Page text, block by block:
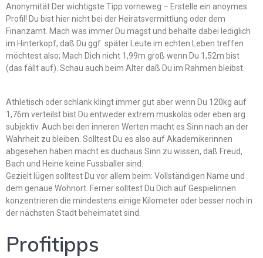
Anonymität Der wichtigste Tipp vorneweg – Erstelle ein anoymes
Profil! Du bist hier nicht bei der Heiratsvermittlung oder dem
Finanzamt. Mach was immer Du magst und behalte dabei lediglich
im Hinterkopf, daß Du ggf. später Leute im echten Leben treffen
möchtest also; Mach Dich nicht 1,99m groß wenn Du 1,52m bist
(das fällt auf). Schau auch beim Alter daß Du im Rahmen bleibst.
Athletisch oder schlank klingt immer gut aber wenn Du 120kg auf
1,76m verteilst bist Du entweder extrem muskolös oder eben arg
subjektiv. Auch bei den inneren Werten macht es Sinn nach an der
Wahrheit zu bleiben. Solltest Du es also auf Akademikerinnen
abgesehen haben macht es duchaus Sinn zu wissen, daß Freud,
Bach und Heine keine Fussballer sind.
Gezielt lügen solltest Du vor allem beim: Vollständigen Name und
dem genaue Wohnort. Ferner solltest Du Dich auf Gespielinnen
konzentrieren die mindestens einige Kilometer oder besser noch in
der nächsten Stadt beheimatet sind.
Profitipps